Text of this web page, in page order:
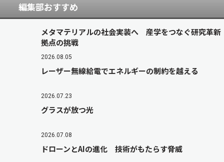
編集部おすすめ
メタマテリアルの社会実装へ 産学をつなぐ研究革新
拠点の挑戦
2026.08.05
レーザー無線給電でエネルギーの制約を越える
2026.07.23
グラスが放つ光
2026.07.08
ドローンとAIの進化 技術がもたらす脅威